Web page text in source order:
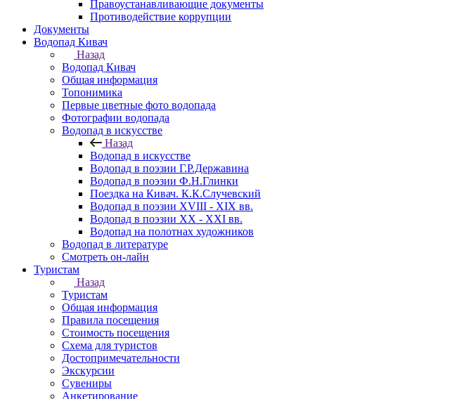
Правоустанавливающие документы
Противодействие коррупции
Документы
Водопад Кивач
Назад
Водопад Кивач
Общая информация
Топонимика
Первые цветные фото водопада
Фотографии водопада
Водопад в искусстве
Назад
Водопад в искусстве
Водопад в поэзии Г.Р.Державина
Водопад в поэзии Ф.Н.Глинки
Поездка на Кивач. К.К.Случевский
Водопад в поэзии XVIII - XIX вв.
Водопад в поэзии XX - XXI вв.
Водопад на полотнах художников
Водопад в литературе
Смотреть он-лайн
Туристам
Назад
Туристам
Общая информация
Правила посещения
Стоимость посещения
Схема для туристов
Достопримечательности
Экскурсии
Сувениры
Анкетирование